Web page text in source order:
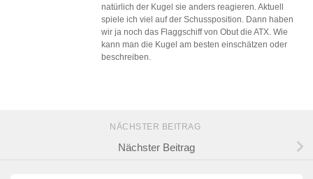
natürlich der Kugel sie anders reagieren. Aktuell
spiele ich viel auf der Schussposition. Dann haben
wir ja noch das Flaggschiff von Obut die ATX. Wie
kann man die Kugel am besten einschätzen oder
beschreiben.
NÄCHSTER BEITRAG
Nächster Beitrag